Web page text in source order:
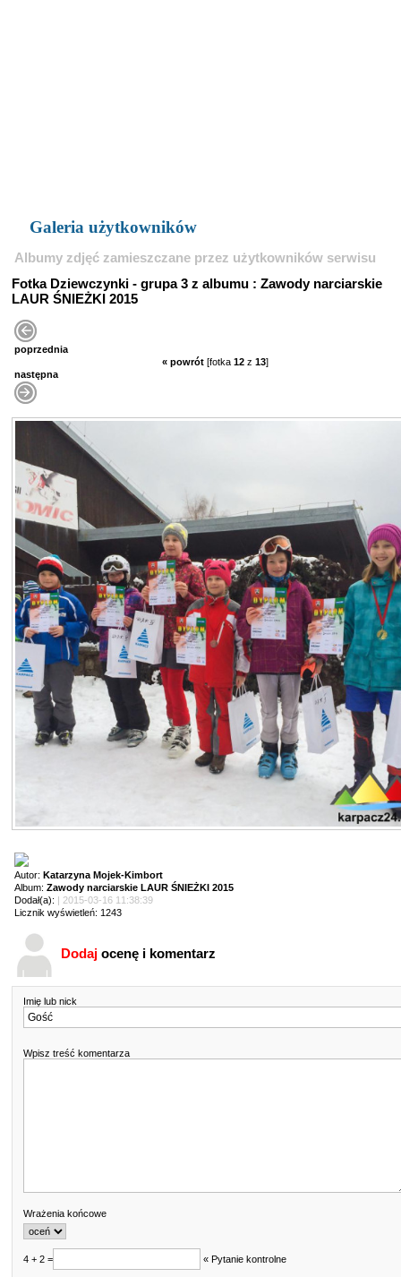
Galeria użytkowników
Albumy zdjęć zamieszczane przez użytkowników serwisu
Fotka Dziewczynki - grupa 3 z albumu : Zawody narciarskie
LAUR ŚNIEŻKI 2015
poprzednia
« powrót [fotka 12 z 13]
następna
Autor: Katarzyna Mojek-Kimbort
Album: Zawody narciarskie LAUR ŚNIEŻKI 2015
Dodał(a):
| 2015-03-16 11:38:39
Licznik wyświetleń: 1243
Dodaj ocenę i komentarz
Imię lub nick
Wpisz treść komentarza
Wrażenia końcowe
4 + 2 = « Pytanie kontrolne